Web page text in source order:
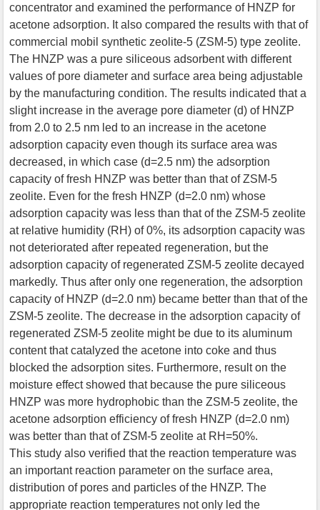
concentrator and examined the performance of HNZP for
acetone adsorption. It also compared the results with that of
commercial mobil synthetic zeolite-5 (ZSM-5) type zeolite.
The HNZP was a pure siliceous adsorbent with different
values of pore diameter and surface area being adjustable
by the manufacturing condition. The results indicated that a
slight increase in the average pore diameter (d) of HNZP
from 2.0 to 2.5 nm led to an increase in the acetone
adsorption capacity even though its surface area was
decreased, in which case (d=2.5 nm) the adsorption
capacity of fresh HNZP was better than that of ZSM-5
zeolite. Even for the fresh HNZP (d=2.0 nm) whose
adsorption capacity was less than that of the ZSM-5 zeolite
at relative humidity (RH) of 0%, its adsorption capacity was
not deteriorated after repeated regeneration, but the
adsorption capacity of regenerated ZSM-5 zeolite decayed
markedly. Thus after only one regeneration, the adsorption
capacity of HNZP (d=2.0 nm) became better than that of the
ZSM-5 zeolite. The decrease in the adsorption capacity of
regenerated ZSM-5 zeolite might be due to its aluminum
content that catalyzed the acetone into coke and thus
blocked the adsorption sites. Furthermore, result on the
moisture effect showed that because the pure siliceous
HNZP was more hydrophobic than the ZSM-5 zeolite, the
acetone adsorption efficiency of fresh HNZP (d=2.0 nm)
was better than that of ZSM-5 zeolite at RH=50%.
This study also verified that the reaction temperature was
an important reaction parameter on the surface area,
distribution of pores and particles of the HNZP. The
appropriate reaction temperatures not only led the